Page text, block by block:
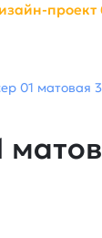
проект
01